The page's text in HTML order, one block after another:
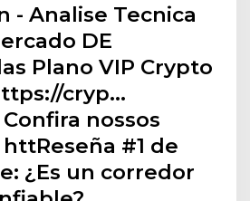
- Analise Tecnica
DE
Plano VIP Crypto
cryp…
nossos
#1 de
¿Es un corredor